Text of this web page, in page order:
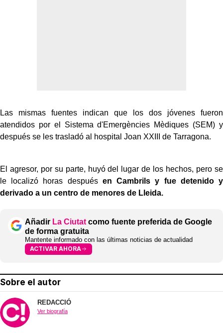
Las mismas fuentes indican que los dos jóvenes fueron
atendidos por el Sistema d'Emergències Mèdiques (SEM) y
después se les trasladó al hospital Joan XXIII de Tarragona.
El agresor, por su parte, huyó del lugar de los hechos, pero se
le localizó horas después en Cambrils y fue detenido y
derivado a un centro de menores de Lleida.
Añadir La Ciutat como fuente preferida de Google
de forma gratuita
Mantente informado con las últimas noticias de actualidad
ACTIVAR AHORA
Sobre el autor
REDACCIÓ
Ver biografía